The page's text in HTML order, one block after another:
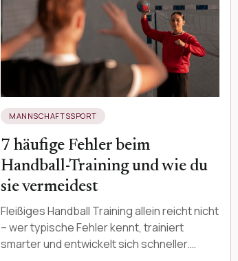
MANNSCHAFTSSPORT
7 häufige Fehler beim
Handball-Training und wie du
sie vermeidest
Fleißiges Handball Training allein reicht nicht
– wer typische Fehler kennt, trainiert
smarter und entwickelt sich schneller.